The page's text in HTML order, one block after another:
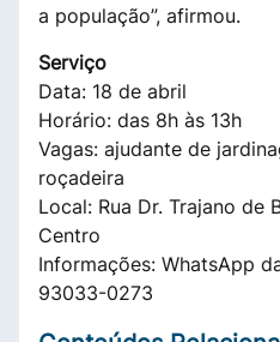
a população”, afirmou.
Serviço
Data: 18 de abril
Horário: das 8h às 13h
Vagas: ajudante de
roçadeira
Local: Rua Dr. Trajano de
Centro
Informações: WhatsApp
93033-0273